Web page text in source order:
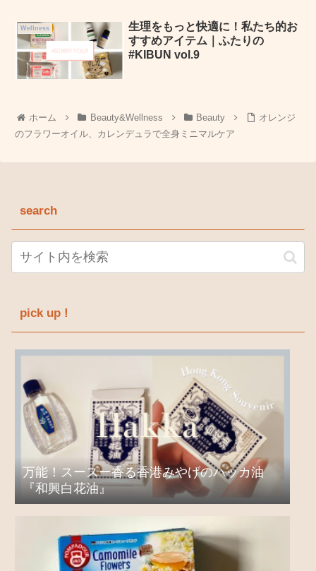
Wellness
生理をもっと快適に！私たち的お
すすめアイテム｜ふたりの
#KIBUN vol.9
ホーム Beauty&Wellness Beauty
オレンジ
のフラワーオイル、カレンデュラで全身ミニマルケア
search
pick up !
万能！スースー香る香港みやげのハッカ油
『和興白花油』